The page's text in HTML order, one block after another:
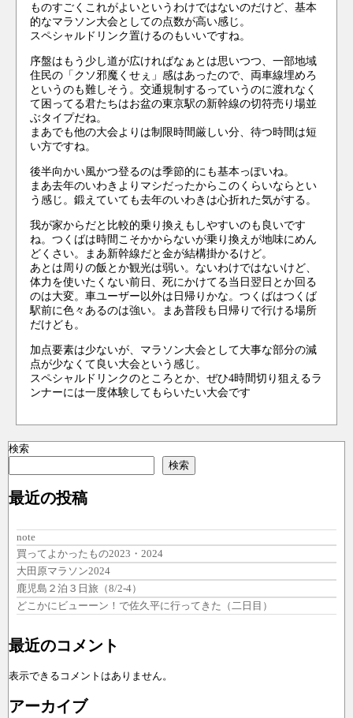
ものすごくこれがよいというわけではないのだけど、基本
的なマラソン大会としての点数が高い感じ。
スペシャルドリンク置けるのもいいですね。
序盤はもう少し道が広ければなぁとは思いつつ、一部地域
住民の「クソ邪魔くせぇ」感はあったので、両車線埋めろ
というのも難しそう。交通規制するっていうのに渡れなく
て困ってる君たちはお盆の東京駅の新幹線の切符売り場並
ぶタイプだね。
まあでも他の大会よりは制限時間厳しい分、待つ時間は短
い方ですね。
後半向かい風かつ登るのは季節的にも基本っぽいね。
まあ去年のいわきよりマシだったからこのくらいならとい
う感じ。鍛えていても去年のいわきは心折れた気がする。
我が家からだと比較的乗り換えもしやすいのも良いです
ね。つくばは時間こそかからないが乗り換えが地味にめん
どくさい。まあ新幹線だと金が結構掛かるけど。
あとは周りの飯とか観光は弱い。ないわけではないけど、
体力を使いたくない前日、死にかけてる当日翌日とか回る
のは大変。車ユーザー以外は日帰りかな。つくばはつくば
駅前に色々あるのは強い。まあ普段も日帰りで行ける場所
だけども。
加点要素は少ないが、マラソン大会として大事な部分の減
点が少なくて良い大会という感じ。
スペシャルドリンクのところとか、ぜひ4時間切り狙えるラ
ンナーには一度体験してもらいたい大会です
検索
検索
最近の投稿
note
買ってよかったもの2023・2024
大田原マラソン2024
鹿児島２泊３日旅（8/2-4）
どこかにビューーン！で佐久平に行ってきた（二日目）
最近のコメント
表示できるコメントはありません。
アーカイブ